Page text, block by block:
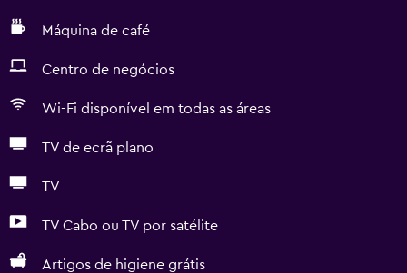
Máquina de café
Centro de negócios
Wi-Fi disponível em todas as áreas
TV de ecrã plano
TV
TV Cabo ou TV por satélite
Artigos de higiene grátis